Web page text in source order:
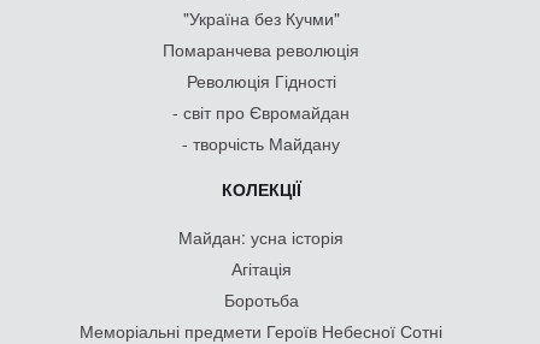
"Україна без Кучми"
Помаранчева революція
Революція Гідності
- світ про Євромайдан
- творчість Майдану
КОЛЕКЦІЇ
Майдан: усна історія
Агітація
Боротьба
Меморіальні предмети Героїв Небесної Сотні